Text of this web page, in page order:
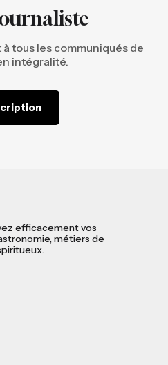
tous les communiqués de
intégralité.
efficacement vos
métiers de